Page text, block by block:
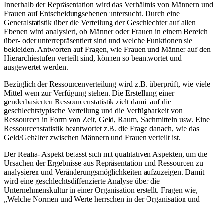
Innerhalb der Repräsentation wird das Verhältnis von Männern und
Frauen auf Entscheidungsebenen untersucht. Durch eine
Generalstatistik über die Verteilung der Geschlechter auf allen
Ebenen wird analysiert, ob Männer oder Frauen in einem Bereich
über- oder unterrepräsentiert sind und welche Funktionen sie
bekleiden. Antworten auf Fragen, wie Frauen und Männer auf den
Hierarchiestufen verteilt sind, können so beantwortet und
ausgewertet werden.
Bezüglich der Ressourcenverteilung wird z.B. überprüft, wie viele
Mittel wem zur Verfügung stehen. Die Erstellung einer
genderbasierten Ressourcenstatistik zielt damit auf die
geschlechtstypische Verteilung und die Verfügbarkeit von
Ressourcen in Form von Zeit, Geld, Raum, Sachmitteln usw. Eine
Ressourcenstatistik beantwortet z.B. die Frage danach, wie das
Geld/Gehälter zwischen Männern und Frauen verteilt ist.
Der Realia- Aspekt befasst sich mit qualitativen Aspekten, um die
Ursachen der Ergebnisse aus Repräsentation und Ressourcen zu
analysieren und Veränderungsmöglichkeiten aufzuzeigen. Damit
wird eine geschlechtsdiffenzierte Analyse über die
Unternehmenskultur in einer Organisation erstellt. Fragen wie,
„Welche Normen und Werte herrschen in der Organisation und